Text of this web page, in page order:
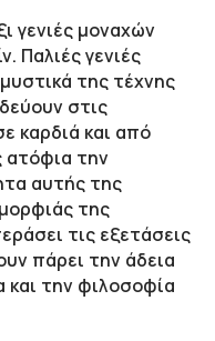
γενιές μοναχών
Παλιές γενιές
της τέχνης
στις
καρδιά και από
ατόφια την
αυτής της
της
τις εξετάσεις
πάρει την άδεια
και την φιλοσοφία